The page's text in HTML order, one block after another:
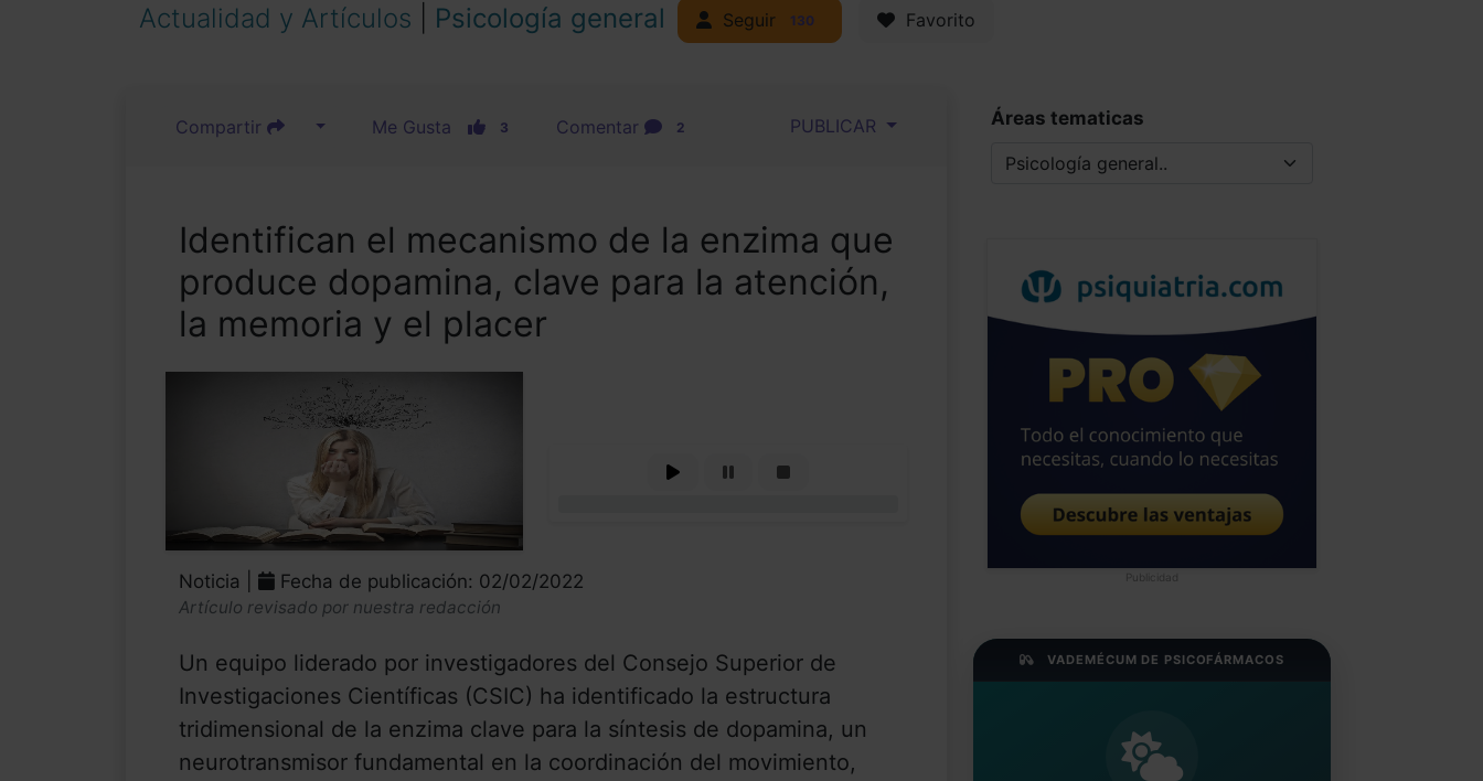
Actualidad y Artículos Psicología general Seguir 130 Favorito
Compartir Me Gusta 3 Comentar 2 PUBLICAR
Identifican el mecanismo de la enzima que
produce dopamina, clave para la atención,
la memoria y el placer
Noticia | Fecha de publicación: 02/02/2022
Artículo revisado por nuestra redacción
Un equipo liderado por investigadores del Consejo Superior de
Investigaciones Científicas (CSIC) ha identificado la estructura
tridimensional de la enzima clave para la síntesis de dopamina, un
neurotransmisor fundamental en la coordinación del movimiento,
Áreas tematicas
Publicidad
VADEMÉCUM DE PSICOFÁRMACOS